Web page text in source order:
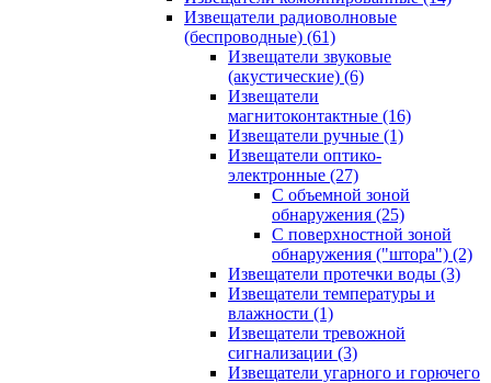
Извещатели радиоволновые
(беспроводные) (61)
Извещатели звуковые
(акустические) (6)
Извещатели
магнитоконтактные (16)
Извещатели ручные (1)
Извещатели оптико-
электронные (27)
С объемной зоной
обнаружения (25)
С поверхностной зоной
обнаружения ("штора") (2)
Извещатели протечки воды (3)
Извещатели температуры и
влажности (1)
Извещатели тревожной
сигнализации (3)
Извещатели угарного и горючего